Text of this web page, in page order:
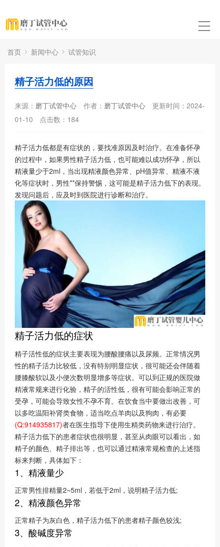
首页 新闻中心 试管知识
精子活力低的原因
来源： 磨丁试管中心 作者： 磨丁试管中心
更新时间：2024-
01-10
点击数： 184
精子活力低都是有症状的，要找准原因及时治疗。在准备怀孕
的过程中，如果男性精子活力低，也可能难以成功怀孕，所以
精液量少于2ml，当出现精液颜色异常、pH值异常、精液不液
化等症状时，男性**保持警惕，这可能是精子活力低下的表现。
发现问题后，应及时到医院进行诊断和治疗。
精子活力低的症状
精子活性低的症状主要表现为腰酸腰痛以及尿频。正常情况男
性的精子活力比较低，没有特别明显症状，很可能还会伴随着
腰膝酸软以及小便次数明显增多等症状。可以到正规的医院做
精液常规来进行化验，精子的活性低，很有可能会影响正常的
受孕，可能会导致女性不孕不育。在饮食当中要做出改善，可
以多吃温阳补肾类食物，适当吃点羊肉以及狗肉，有必要
(Q:914935817)者在医生指导下使用生精类药物来进行治疗。
精子活力低下的患者症状也很明显，甚至从肉眼可以看出，如
精子的颜色、精子排出等，也可以通过精液常规检查的上述指
标来判断，具体如下：
1、精液量少
正常男性排精量2~5ml，若低于2ml，说明精子活力低;
2、精液颜色异常
正常精子为灰白色，精子活力低下的患者精子颜色较浅;
3、酸碱度异常